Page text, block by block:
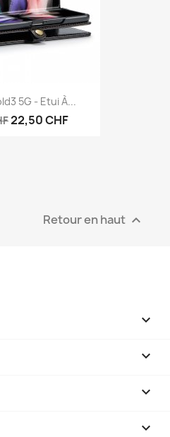
5G - Etui À...
22,50 CHF
Retour en haut 



keyboard_arrow_down